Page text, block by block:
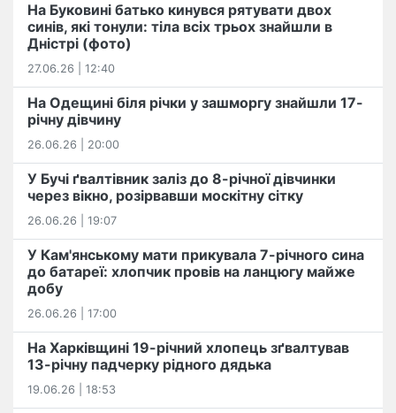
На Буковині батько кинувся рятувати двох
синів, які тонули: тіла всіх трьох знайшли в
Дністрі (фото)
27.06.26 | 12:40
На Одещині біля річки у зашморгу знайшли 17-
річну дівчину
26.06.26 | 20:00
У Бучі ґвалтівник заліз до 8-річної дівчинки
через вікно, розірвавши москітну сітку
26.06.26 | 19:07
У Кам'янському мати прикувала 7-річного сина
до батареї: хлопчик провів на ланцюгу майже
добу
26.06.26 | 17:00
На Харківщині 19-річний хлопець​ ️зґвалтував
13-річну падчерку рідного дядька
19.06.26 | 18:53